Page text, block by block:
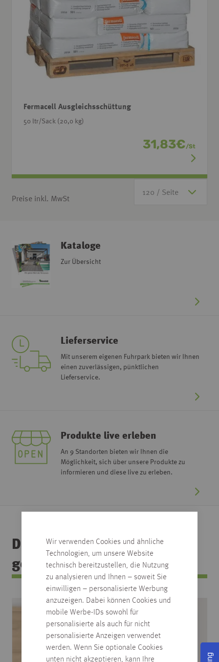
Wir verwenden Cookies und ähnliche
Technologien, um unsere Website
technisch bereitzustellen, die Nutzung
zu analysieren und Ihnen – soweit Sie
einwilligen – personalisierte Werbung
anzuzeigen. Dabei können Cookies und
mobile Werbe-IDs sowohl für
personalisierte als auch für nicht
personalisierte Anzeigen verwendet
werden. Wenn Sie optionale Cookies
unten nicht akzeptieren, kann Ihre
Fermacell Ausgleichsschüttung
50 ltr/Sack (20,0 kg)
31,83€/St
Preise inkl. MwSt
Kataloge
Zur Übersicht
Lieferservice
Mit unserem eigenen Fuhrpark bieten wir Ihnen
einen zuverlässigen, pünktlichen
Lieferservice.
Produkte live erleben
An 9 Standorten bieten wir Ihnen die
Möglichkeit, sich über unsere Produkte zu
informieren und diese live zu erleben.
Das könnte Ihnen auch
gefallen